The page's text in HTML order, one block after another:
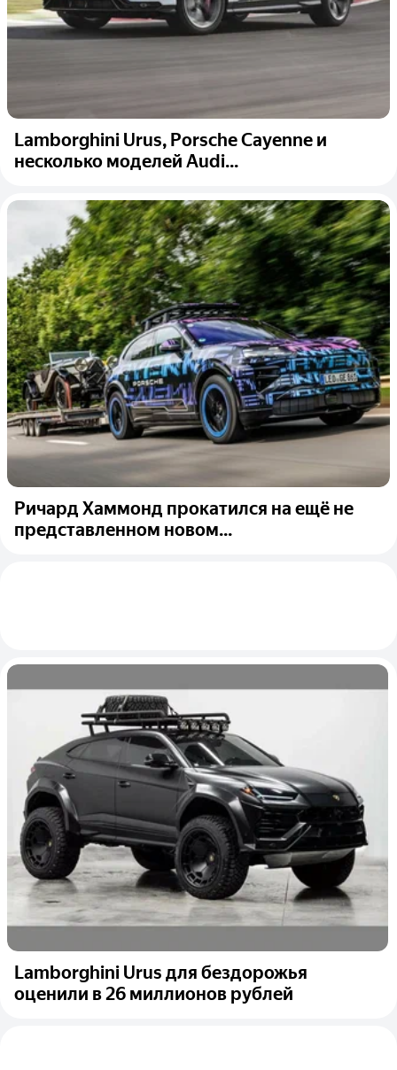
Lamborghini Urus, Porsche Cayenne и
несколько моделей Audi...
Ричард Хаммонд прокатился на ещё не
представленном новом...
Lamborghini Urus для бездорожья
оценили в 26 миллионов рублей